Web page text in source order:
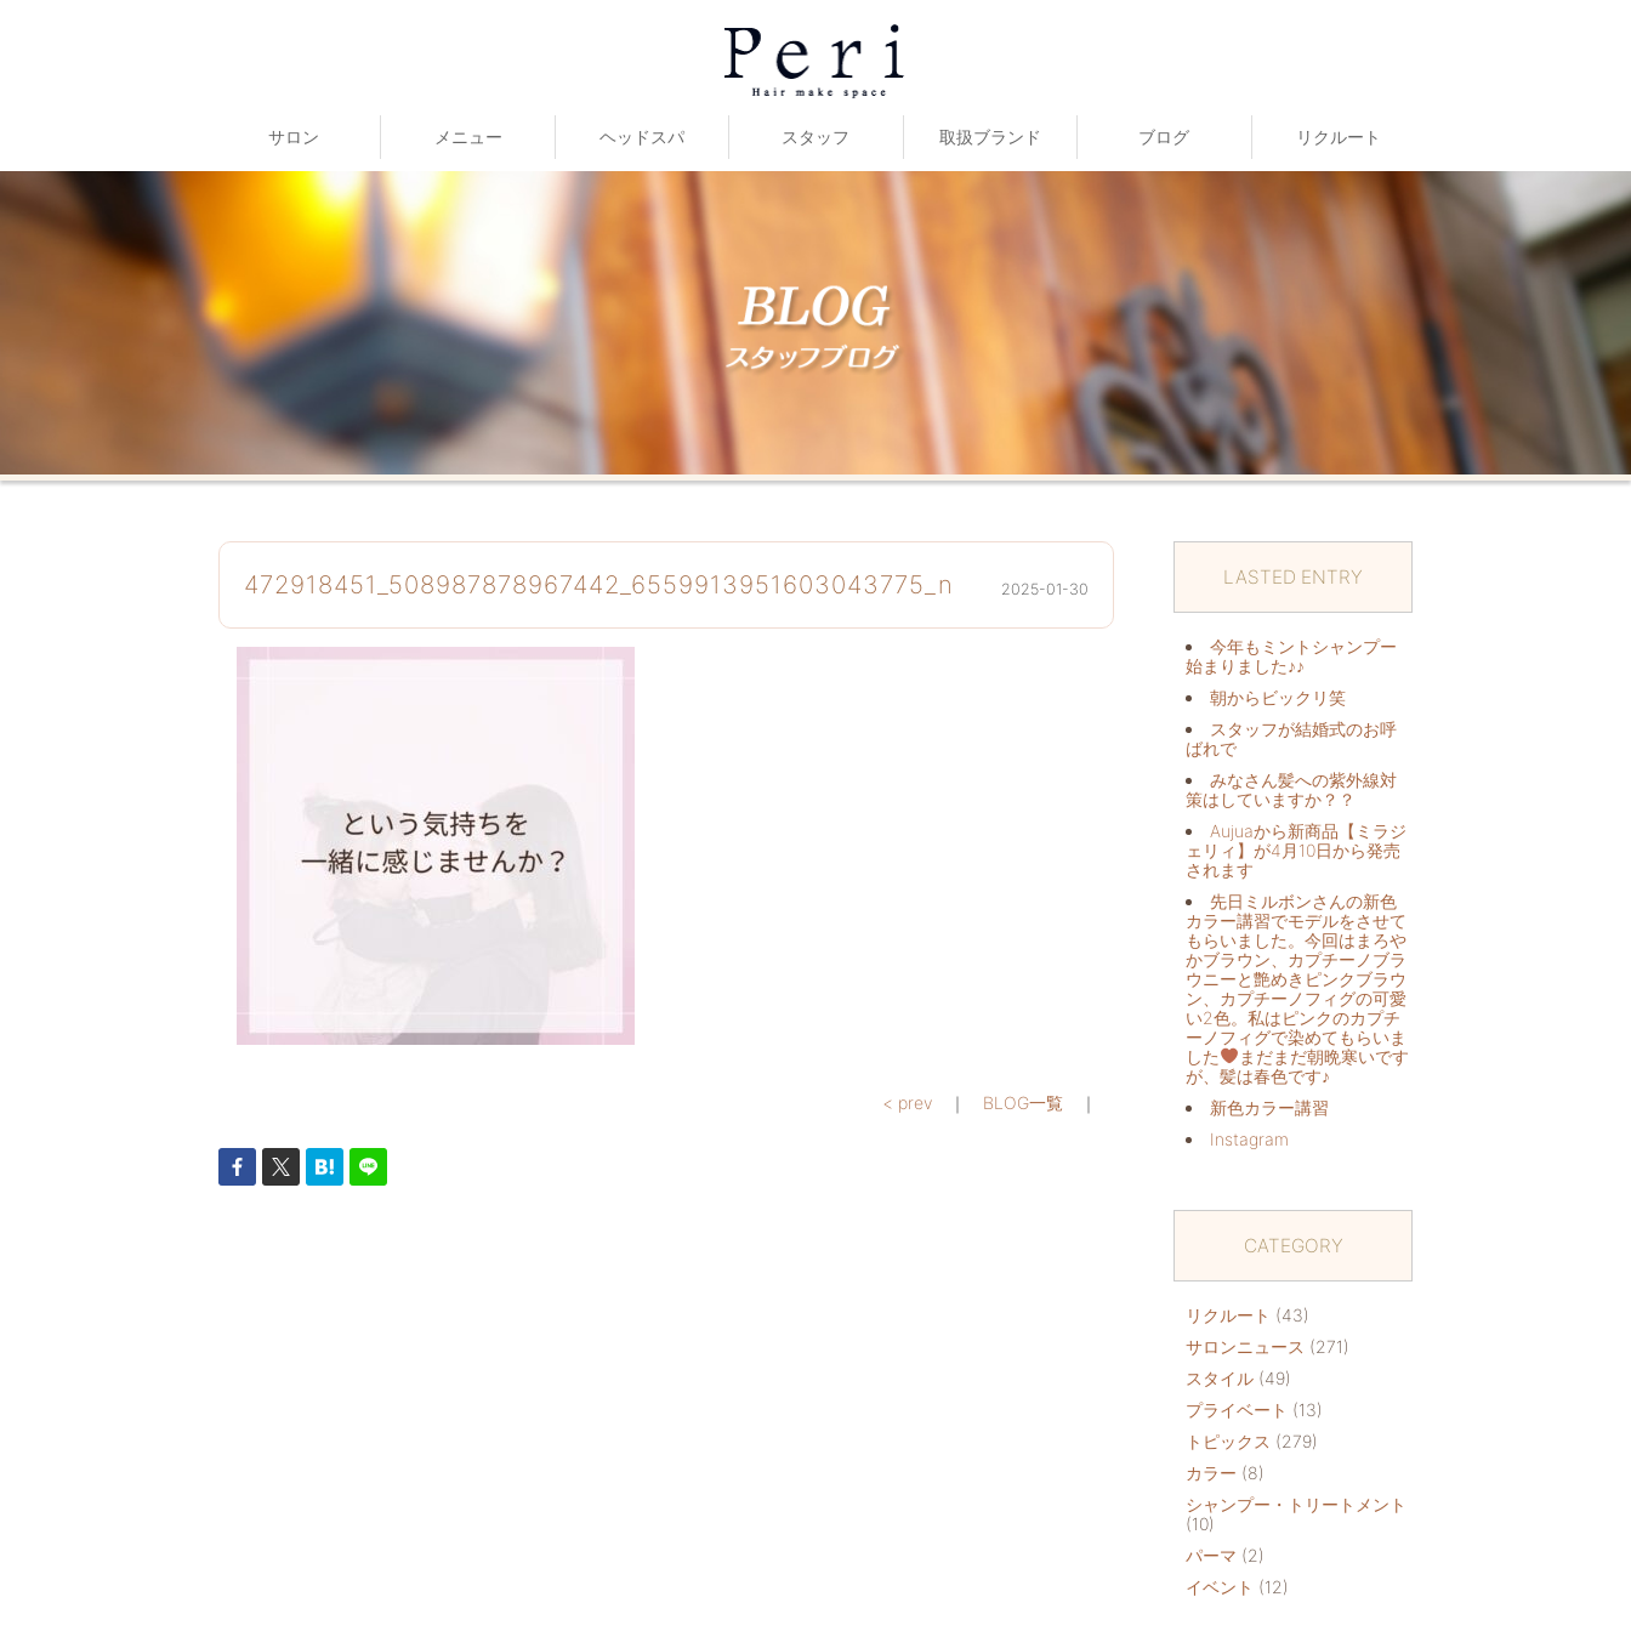
サロン メニュー ヘッドスパ スタッフ 取扱ブランド ブログ リクルート
472918451_508987878967442_6559913951603043775_n 2025-01-30
< prev ｜ BLOG一覧 ｜
LASTED ENTRY
今年もミントシャンプー
始まりました♪♪
朝からビックリ️笑
スタッフが結婚式のお呼
ばれで
みなさん髪への紫外線対
策はしていますか？？
Aujuaから新商品【ミラジ
ェリィ】が4月10日から発売
されます
先日ミルボンさんの新色
カラー講習でモデルをさせて
もらいました。今回はまろや
かブラウン、カプチーノブラ
ウニーと艶めきピンクブラウ
ン、カプチーノフィグの可愛
い2色。私はピンクのカプチ
ーノフィグで染めてもらいま
した
まだまだ朝晩寒いです
が、髪は春色です♪
新色カラー講習
Instagram
CATEGORY
リクルート (43)
サロンニュース (271)
スタイル (49)
プライベート (13)
トピックス (279)
カラー (8)
シャンプー・トリートメント
(10)
パーマ (2)
イベント (12)